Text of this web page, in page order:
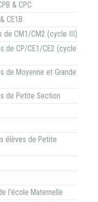
& CPC
CE1B
de CM1/CM2 (cycle III)
de CP/CE1/CE2 (cycle
de Moyenne et Grande
de Petite Section
élèves de Petite
l'école Maternelle